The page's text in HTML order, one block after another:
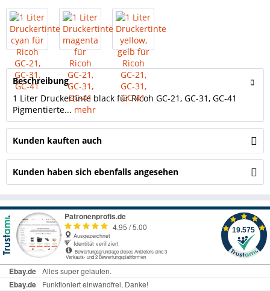
Beschreibung
1 Liter Druckertinte black für Ricoh GC-21, GC-31, GC-41
Pigmentierte... mehr
Kunden kauften auch
Kunden haben sich ebenfalls angesehen